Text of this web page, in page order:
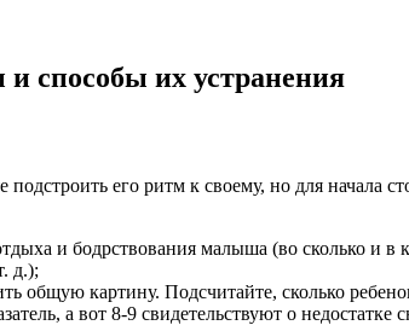
способы их устранения
его ритм к своему, но для начала
и бодрствования малыша (во сколько и
д.);
общую картину. Подсчитайте, сколько
а вот 8-9 свидетельствуют о